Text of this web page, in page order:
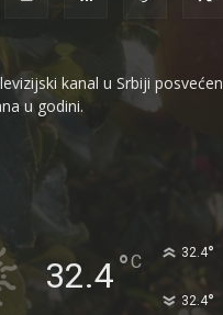
kanal u Srbiji posvećen
u godini.
32.4°C 32.4°
32.4°